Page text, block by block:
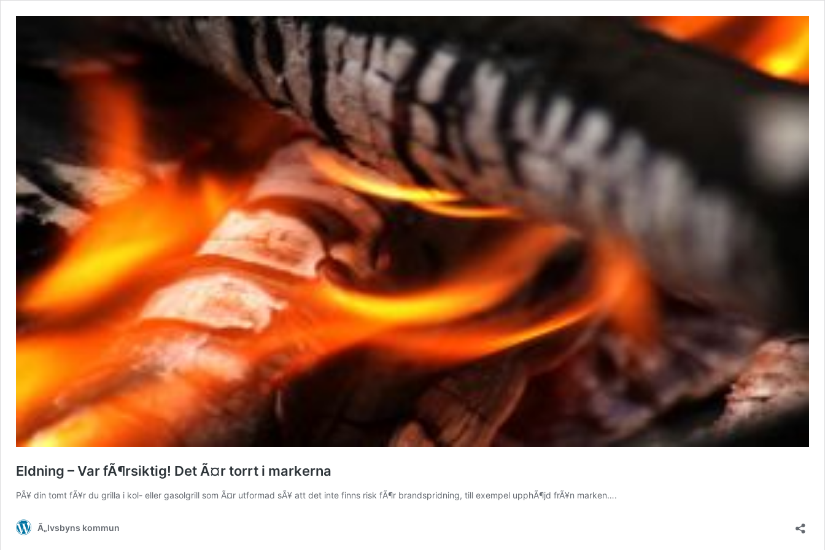
Eldning – Var fÃ¶rsiktig! Det Ã¤r torrt i markerna
PÃ¥ din tomt fÃ¥r du grilla i kol- eller gasolgrill som Ã¤r utformad sÃ¥ att det inte finns risk fÃ¶r brandspridning, till exempel upphÃ¶jd frÃ¥n marken….
Ã„lvsbyns kommun